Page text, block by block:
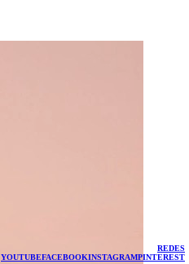
REDES
YOUTUBEFACEBOOKINSTAGRAMPINTEREST